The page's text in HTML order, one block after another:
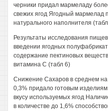
черники придал мармеладу
свежих ягод Ягодный
натурального наполнителя
Результаты исследования
введении ягодных
содержание пектиновых
витамина С (табл 6)
Снижение Сахаров в среднем на
0,3% придало готовым изделиям
вкусу используемых ягод
в количестве до 1,6%